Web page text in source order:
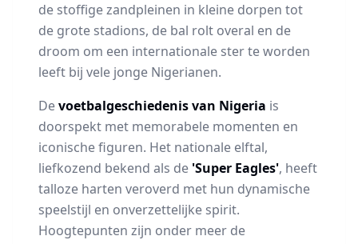
de stoffige zandpleinen in kleine dorpen tot
de grote stadions, de bal rolt overal en de
droom om een internationale ster te worden
leeft bij vele jonge Nigerianen.
Devoetbalgeschiedenis van Nigeria is
doorspekt met memorabele momenten en
iconische figuren. Het nationale elftal,
liefkozend bekend als de 'Super Eagles', heeft
talloze harten veroverd met hun dynamische
speelstijl en onverzettelijke spirit.
Hoogtepunten zijn onder meer de